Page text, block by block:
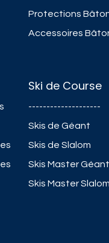
Ski de Course
--------------------
Skis de Géant
Skis de Slalom
Skis Master Géant
Skis Master Slalom
Protections
Accessoires